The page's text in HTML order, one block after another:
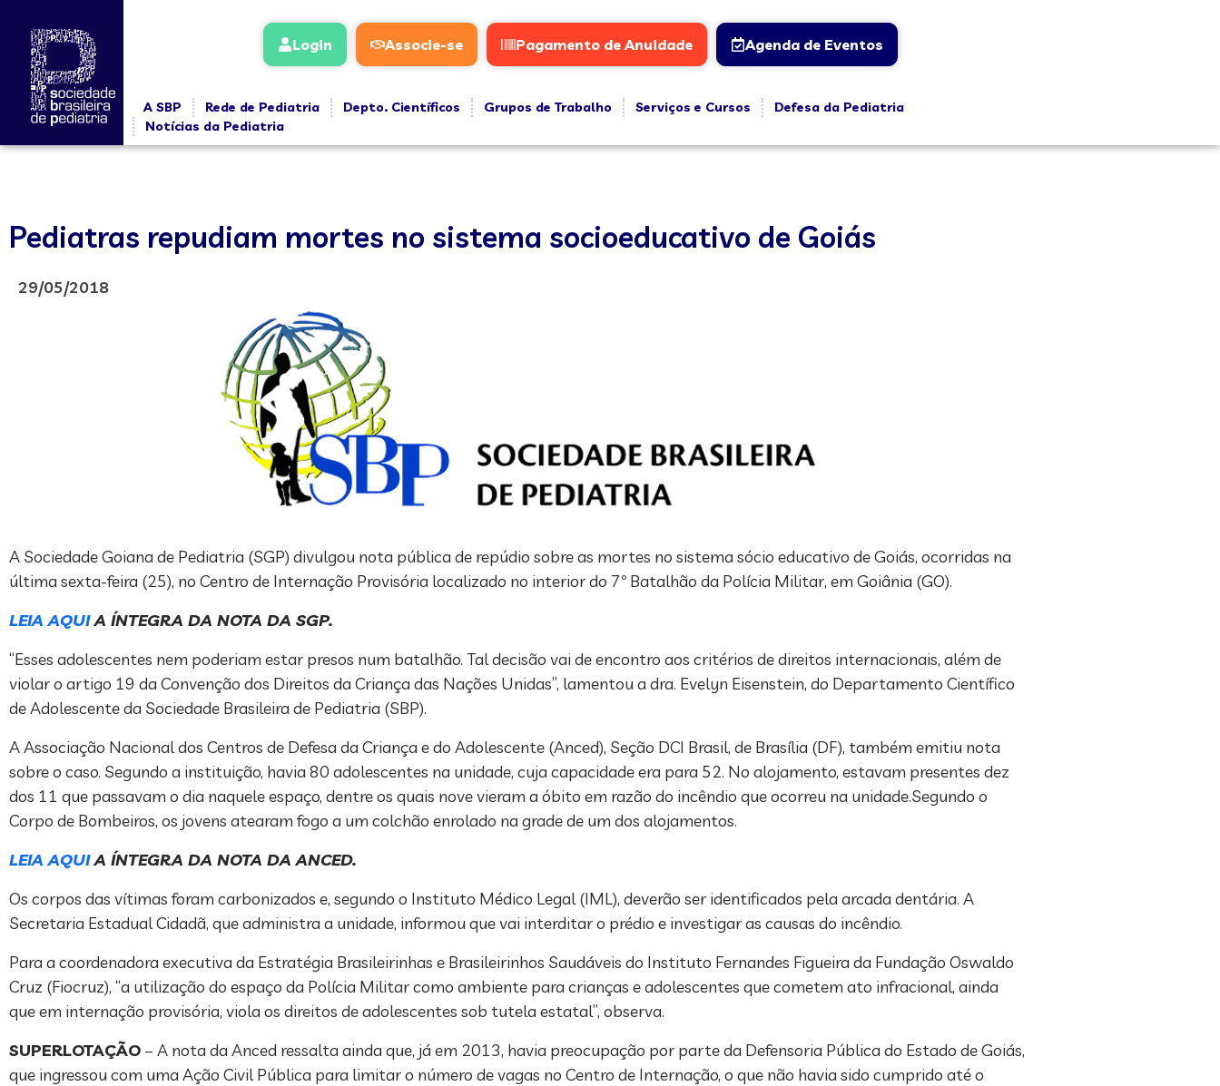
Login Associe-se Pagamento de Anuidade Agenda de Eventos
A SBP Rede de Pediatria Depto. Científicos Grupos de Trabalho Serviços e Cursos
Defesa da Pediatria
Notícias da Pediatria
Pediatras repudiam mortes no sistema socioeducativo de Goiás
29/05/2018
A Sociedade Goiana de Pediatria (SGP) divulgou nota pública de repúdio sobre as mortes no sistema sócio educativo de Goiás, ocorridas na
última sexta-feira (25), no Centro de Internação Provisória localizado no interior do 7º Batalhão da Polícia Militar, em Goiânia (GO).
LEIA AQUIA ÍNTEGRA DA NOTA DA SGP.
“Esses adolescentes nem poderiam estar presos num batalhão. Tal decisão vai de encontro aos critérios de direitos internacionais, além de
violar o artigo 19 da Convenção dos Direitos da Criança das Nações Unidas”, lamentou a dra. Evelyn Eisenstein, do Departamento Científico
de Adolescente da Sociedade Brasileira de Pediatria (SBP).
A Associação Nacional dos Centros de Defesa da Criança e do Adolescente (Anced), Seção DCI Brasil, de Brasília (DF), também emitiu nota
sobre o caso. Segundo a instituição, havia 80 adolescentes na unidade, cuja capacidade era para 52. No alojamento, estavam presentes dez
dos 11 que passavam o dia naquele espaço, dentre os quais nove vieram a óbito em razão do incêndio que ocorreu na unidade.Segundo o
Corpo de Bombeiros, os jovens atearam fogo a um colchão enrolado na grade de um dos alojamentos.
LEIA AQUIA ÍNTEGRA DA NOTA DA ANCED.
Os corpos das vítimas foram carbonizados e, segundo o Instituto Médico Legal (IML), deverão ser identificados pela arcada dentária. A
Secretaria Estadual Cidadã, que administra a unidade, informou que vai interditar o prédio e investigar as causas do incêndio.
Para a coordenadora executiva da Estratégia Brasileirinhas e Brasileirinhos Saudáveis do Instituto Fernandes Figueira da Fundação Oswaldo
Cruz (Fiocruz), “a utilização do espaço da Polícia Militar como ambiente para crianças e adolescentes que cometem ato infracional, ainda
que em internação provisória, viola os direitos de adolescentes sob tutela estatal”, observa.
SUPERLOTAÇÃO – A nota da Anced ressalta ainda que, já em 2013, havia preocupação por parte da Defensoria Pública do Estado de Goiás,
que ingressou com uma Ação Civil Pública para limitar o número de vagas no Centro de Internação, o que não havia sido cumprido até o